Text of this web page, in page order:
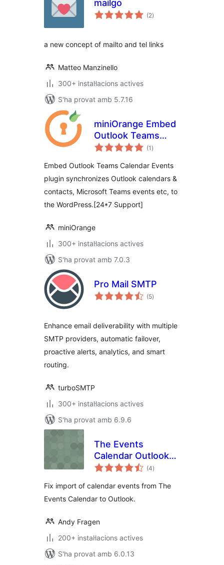
mailgo
(2puntuacions
totals
)
a new concept of mailto and tel links
Matteo Manzinello
300+ instal·lacions actives
S'ha provat amb 5.7.16
miniOrange Embed
Outlook Teams
Calendar Events
(1 puntuacions
totals
)
Embed Outlook Teams Calendar Events
plugin synchronizes Outlook calendars &
contacts, Microsoft Teams events etc, to
the WordPress.[24*7 Support]
miniOrange
300+ instal·lacions actives
S'ha provat amb 7.0.3
Pro Mail SMTP
(5puntuacions
totals
)
Enhance email deliverability with multiple
SMTP providers, automatic failover,
proactive alerts, analytics, and smart
routing.
turboSMTP
300+ instal·lacions actives
S'ha provat amb 6.9.6
The Events
Calendar Outlook
Import Fix
(4puntuacions
totals
)
Fix import of calendar events from The
Events Calendar to Outlook.
Andy Fragen
200+ instal·lacions actives
S'ha provat amb 6.0.13